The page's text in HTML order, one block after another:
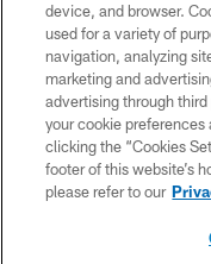
©2026 Dallas Cowboys.
without permission of
Cheerleaders will not
device, and browser.
used for a variety of
navigation, analyzing
marketing and
advertising through
your cookie
clicking the “Cookies
footer of this website’s
please refer to our